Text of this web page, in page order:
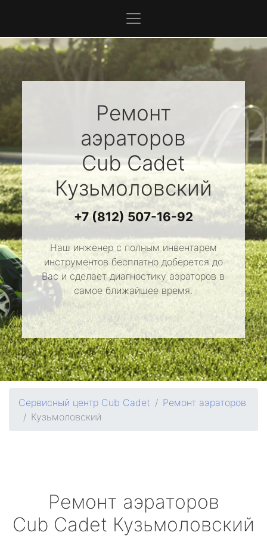
Ремонт
аэраторов
Cub Cadet
Кузьмоловский
+7 (812) 507-16-92
Наш инженер с полным инвентарем
инструментов бесплатно доберется до
Вас и сделает диагностику аэраторов в
самое ближайшее время.
Сервисный центр Cub Cadet
Ремонт аэраторов
Кузьмоловский
Ремонт аэраторов
Cub Cadet Кузьмоловский